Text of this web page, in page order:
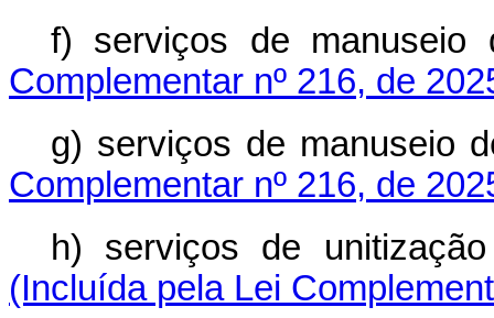
f) serviços de
Complementar nº 216, de
g) serviços de
Complementar nº 216, de
h) serviços de
(Incluída pela Lei